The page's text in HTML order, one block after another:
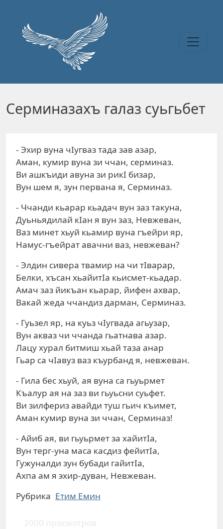
Серминазахъ галаз суьгьбет
- Эхир вуна чIугваз тада зав азар,
Аман, кумир вуна зи ччан, серминаз.
Ви ашкъиди авуна зи рикI бизар,
Вун шем я, зун первана я, Серминаз.
- Ччанди кьарар кьадач вун заз такуна,
Дуьньядилай кIан я вун заз, Невжеван,
Ваз минет хьуй кьамир вуна гъейри яр,
Намус-гъейрат авачни ваз, невжеван?
- Элдин сивера твамир на чи тIварар,
Белки, хъсан хьайитIа кьисмет-кьадар.
Амач заз йикъан кьарар, йифен ахвар,
Вакай жеда ччандиз дарман, Серминаз.
- Гуьзел яр, на куьз чIугвада агьузар,
Вун акваз чи ччанда гьатнава азар.
Лацу хурал битмиш хьай таза анар
Гьар са чIавуз ваз къурбанд я, невжеван.
- Гила бес хьуй, ая вуна са гьуьрмет
Къалур ая на заз ви гьуьсни суьфет.
Ви зилфериз авайди туш гьич къимет,
Аман кумир вуна зи ччан, Серминаз!
- Айиб ая, ви гьуьрмет за хайитIа,
Вун терг-уна маса касдиз фейитIа,
Гужуналди зун бубади гайитIа,
Ахпа ам я эхир-дуван, Невжеван.
Рубрика Етим Емин
2000 просмотров